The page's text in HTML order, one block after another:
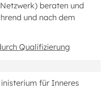
beraten und
und nach dem
Qualifizierung
für Inneres